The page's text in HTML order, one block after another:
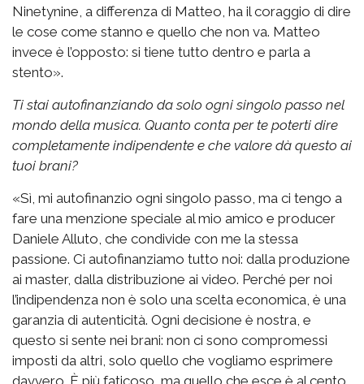
Ninetynine, a differenza di Matteo, ha il coraggio di dire
le cose come stanno e quello che non va. Matteo
invece è l’opposto: si tiene tutto dentro e parla a
stento».
Ti stai autofinanziando da solo ogni singolo passo nel
mondo della musica. Quanto conta per te poterti dire
completamente indipendente e che valore dà questo ai
tuoi brani?
«Sì, mi autofinanzio ogni singolo passo, ma ci tengo a
fare una menzione speciale al mio amico e producer
Daniele Alluto, che condivide con me la stessa
passione. Ci autofinanziamo tutto noi: dalla produzione
ai master, dalla distribuzione ai video. Perché per noi
l’indipendenza non è solo una scelta economica, è una
garanzia di autenticità. Ogni decisione è nostra, e
questo si sente nei brani: non ci sono compromessi
imposti da altri, solo quello che vogliamo esprimere
davvero. È più faticoso, ma quello che esce è al cento